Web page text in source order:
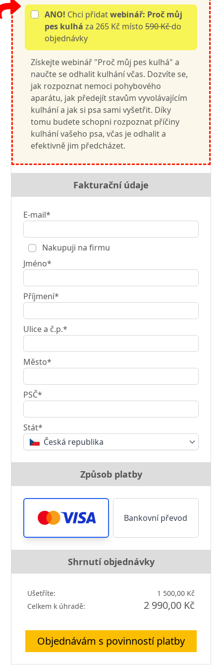
ANO! Chci přidatwebinář: Proč můj
pes kulháza 265 Kč místo590 Kčdo
objednávky
Získejte webinář "Proč můj pes kulhá" a
naučte se odhalit kulhání včas. Dozvíte se,
jak rozpoznat nemoci pohybového
aparátu, jak předejít stavům vyvolávajícím
kulhání a jak si psa sami vyšetřit. Díky
tomu budete schopni rozpoznat příčiny
kulhání vašeho psa, včas je odhalit a
efektivně jim předcházet.
Fakturační údaje
E-mail*
Nakupuji na firmu
Jméno*
Příjmení*
Ulice a č.p.*
Město*
PSČ*
Stát*
Česká republika
Způsob platby
Bankovní převod
Shrnutí objednávky
Ušetříte:
1 500,00 Kč
Celkem k úhradě:
2 990,00 Kč
Objednávám s povinností platby